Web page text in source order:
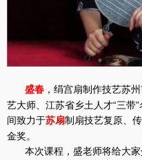
盛春 ，绢宫扇制作技艺苏
艺大师、江苏省乡土人才“三带
间致力于苏扇制扇技艺复原、
金奖。
本次课程，盛老师将给大